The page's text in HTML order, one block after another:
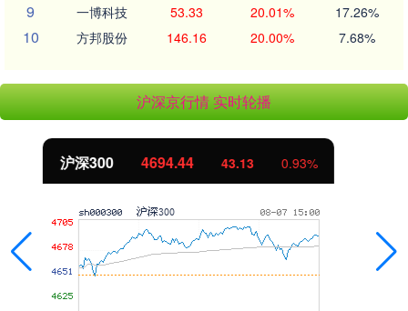
9 一博科技 53.33 20.01% 17.26%
10 方邦股份 146.16 20.00% 7.68%
沪深京行情 实时轮播
北证50 1134.24 11.37 1.01%